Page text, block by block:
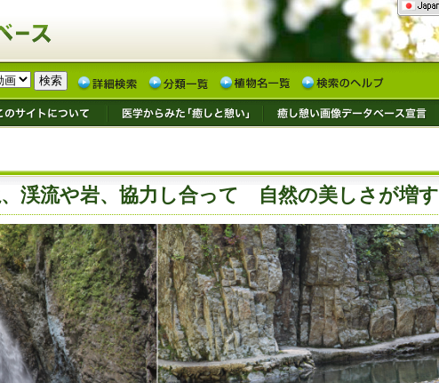
渓流や岩、協力し合って 自然の美しさが増す